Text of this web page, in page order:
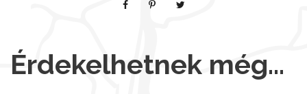
Érdekelhetnek még…